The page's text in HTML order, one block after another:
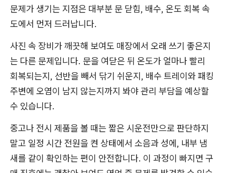
문제가 생기는 지점은 대부분 문 닫힘, 배수, 온도 회복 속
도에서 먼저 드러납니다.
사진 속 장비가 깨끗해 보여도 매장에서 오래 쓰기 좋은지
는 다른 문제입니다. 문을 여닫은 뒤 온도가 얼마나 빨리
회복되는지, 선반을 빼서 닦기 쉬운지, 배수 트레이와 패킹
주변에 오염이 남지 않는지까지 봐야 관리 부담을 예상할
수 있습니다.
중고나 전시 제품을 볼 때는 짧은 시운전만으로 판단하지
말고 일정 시간 전원을 켠 상태에서 소음과 성에, 내부 냄
새를 같이 확인하는 편이 안전합니다. 이 과정이 빠지면 구